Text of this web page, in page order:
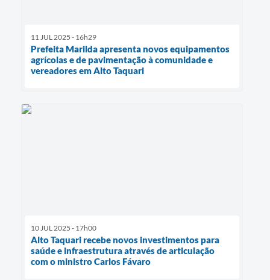
11 JUL 2025 - 16h29
Prefeita Marilda apresenta novos equipamentos
agrícolas e de pavimentação à comunidade e
vereadores em Alto Taquari
10 JUL 2025 - 17h00
Alto Taquari recebe novos investimentos para
saúde e infraestrutura através de articulação
com o ministro Carlos Fávaro